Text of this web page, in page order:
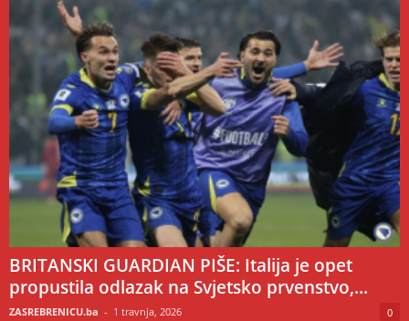
BRITANSKI GUARDIAN PIŠE: Italija je opet
propustila odlazak na Svjetsko prvenstvo,...
ZASREBRENICU.ba - 1 travnja, 2026 0